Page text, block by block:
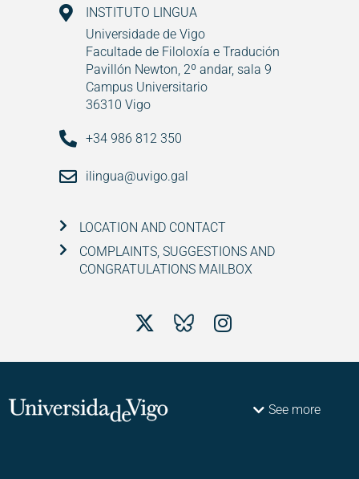
INSTITUTO LINGUA
Universidade de Vigo
Facultade de Filoloxía e Tradución
Pavillón Newton, 2º andar, sala 9
Campus Universitario
36310 Vigo
+34 986 812 350
ilingua@uvigo.gal
LOCATION AND CONTACT
COMPLAINTS, SUGGESTIONS AND
CONGRATULATIONS MAILBOX
See more